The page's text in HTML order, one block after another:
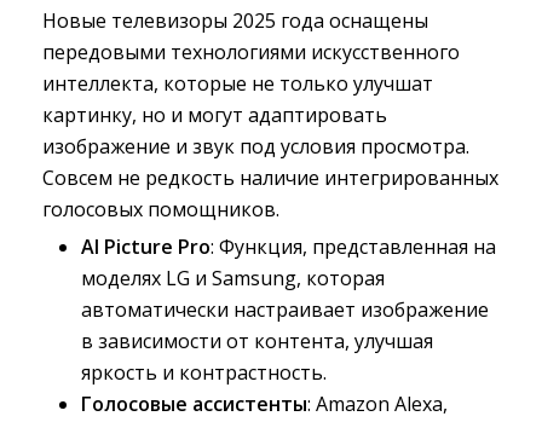
Новые телевизоры 2025 года оснащены
передовыми технологиями искусственного
интеллекта, которые не только улучшат
картинку, но и могут адаптировать
изображение и звук под условия просмотра.
Совсем не редкость наличие интегрированных
голосовых помощников.
AI Picture Pro: Функция, представленная на
моделях LG и Samsung, которая
автоматически настраивает изображение
в зависимости от контента, улучшая
яркость и контрастность.
Голосовые ассистенты: Amazon Alexa,